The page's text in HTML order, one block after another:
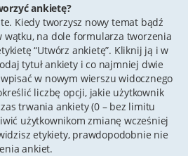
ankietę?
Kiedy tworzysz nowy temat bądź
wątku, na dole formularza tworzenia
“Utwórz ankietę”. Kliknij ją i w
tytuł ankiety i co najmniej dwie
w nowym wierszu widocznego
liczbę opcji, jakie użytkownik
trwania ankiety (0 – bez limitu
użytkownikom zmianę wcześniej
etykiety, prawdopodobnie nie
ankiet.